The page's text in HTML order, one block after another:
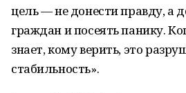
цель — не донести правду, а
граждан и посеять панику.
знает, кому верить, это
стабильность».